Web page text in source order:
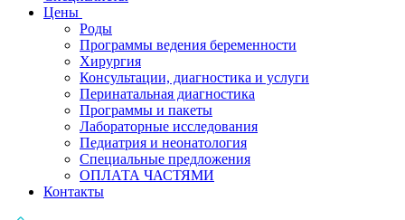
Цены
Роды
Программы ведения беременности
Хирургия
Консультации, диагностика и услуги
Перинатальная диагностика
Программы и пакеты
Лабораторные исследования
Педиатрия и неонатология
Специальные предложения
ОПЛАТА ЧАСТЯМИ
Контакты